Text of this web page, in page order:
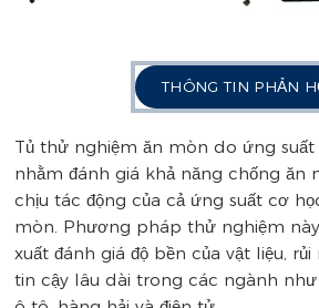
THÔNG TIN PHẢN
Tủ thử nghiệm ăn mòn do ứng
nhằm đánh giá khả năng chống ăn
chịu tác động của cả ứng suất cơ
mòn. Phương pháp thử nghiệm
xuất đánh giá độ bền của vật liệu,
tin cậy lâu dài trong các ngành